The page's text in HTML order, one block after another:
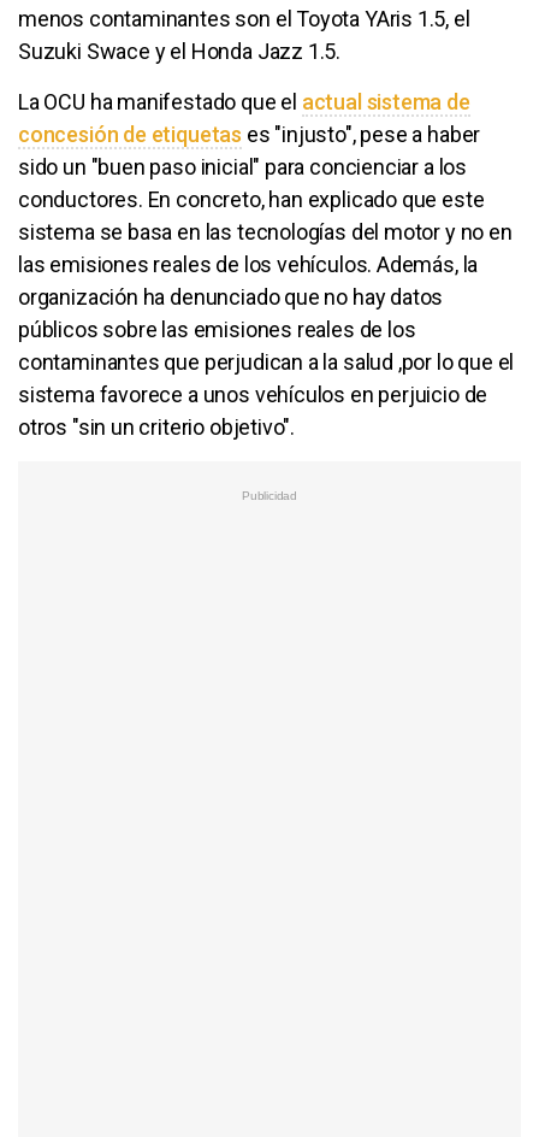
menos contaminantes son el Toyota YAris 1.5, el
Suzuki Swace y el Honda Jazz 1.5.
La OCU ha manifestado que el actual sistema de
concesión de etiquetas es "injusto", pese a haber
sido un "buen paso inicial" para concienciar a los
conductores. En concreto, han explicado que este
sistema se basa en las tecnologías del motor y no en
las emisiones reales de los vehículos. Además, la
organización ha denunciado que no hay datos
públicos sobre las emisiones reales de los
contaminantes que perjudican a la salud ,por lo que el
sistema favorece a unos vehículos en perjuicio de
otros "sin un criterio objetivo".